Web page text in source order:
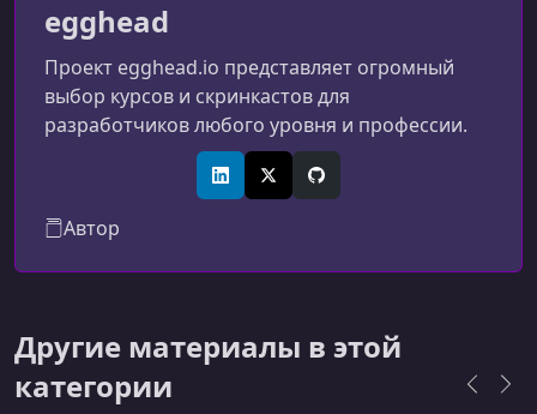
egghead
Проект egghead.io представляет огромный
выбор курсов и скринкастов для
разработчиков любого уровня и профессии.
LinkedInX (Twitter)GitHub
Автор
Другие материалы в этой
категории